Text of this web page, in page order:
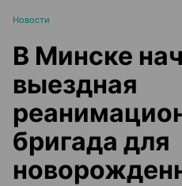
Новости
В Минске
выездная
бригада для